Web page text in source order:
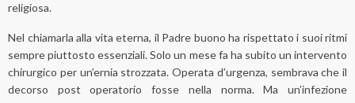
religiosa.
Nel chiamarla alla vita eterna, il Padre buono ha rispettato i suoi ritmi
sempre piuttosto essenziali. Solo un mese fa ha subito un intervento
chirurgico per un’ernia strozzata. Operata d’urgenza, sembrava che il
decorso post operatorio fosse nella norma. Ma un’infezione